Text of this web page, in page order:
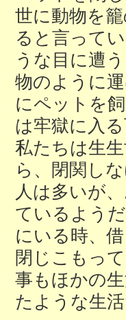
世に動物を
ると言って
うな目に遭
物のように
にペットを
は牢獄に入
私たちは生
ら、閉関し
人は多いが
ているよう
にいる時、
閉じこもっ
事もほかの
たような生